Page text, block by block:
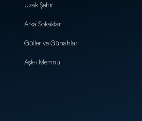
Uzak Şehir
Arka Sokaklar
Güller ve Günahlar
Aşk-ı Memnu